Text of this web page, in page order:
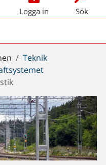
Logga in Sök
Teknik